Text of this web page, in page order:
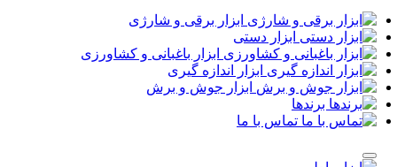
ابزار برقی و شارژی
ابزار دستی
ابزار باغبانی و کشاورزی
ابزار اندازه گیری
ابزار جوش و برش
برندها
تماس با ما